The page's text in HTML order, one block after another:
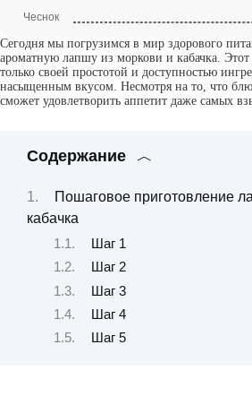
Чеснок
Сегодня мы погрузимся в мир здорового
ароматную лапшу из моркови и кабачка. Этот
только своей простотой и доступностью
насыщенным вкусом. Несмотря на то, что
сможет удовлетворить аппетит даже самых
Содержание
Пошаговое приготовление
кабачка
Шаг 1
Шаг 2
Шаг 3
Шаг 4
Шаг 5